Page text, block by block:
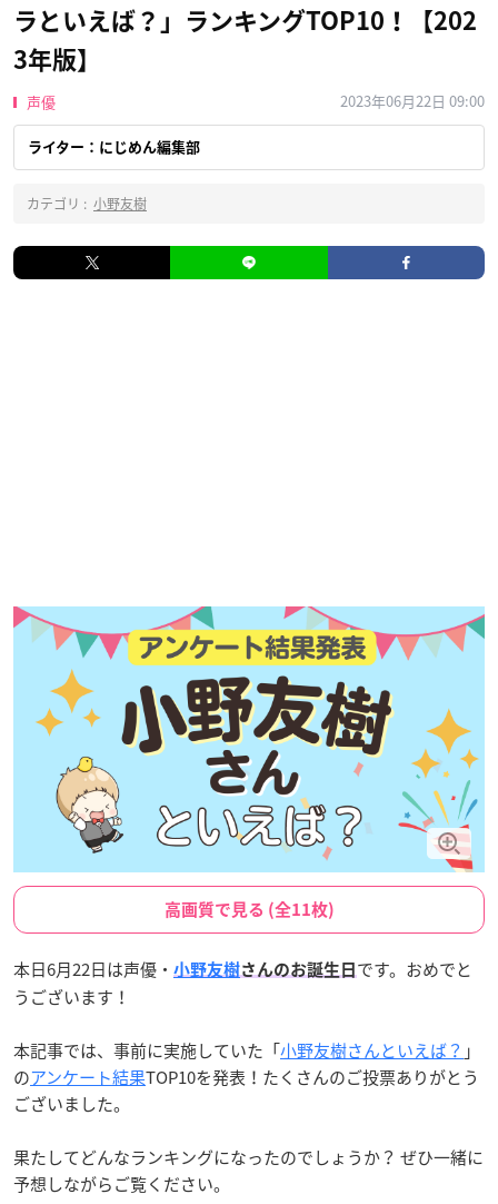
ラといえば？」ランキングTOP10！【202
3年版】
声優 2023年06月22日 09:00
ライター：にじめん編集部
カテゴリ : 小野友樹
高画質で見る (全11枚)
本日6月22日は声優・ 小野友樹さんのお誕生日 です。おめでと
うございます！
本記事では、事前に実施していた「小野友樹さんといえば？ 」
のアンケート結果TOP10を発表！たくさんのご投票ありがとう
ございました。
果たしてどんなランキングになったのでしょうか？ ぜひ一緒に
予想しながらご覧ください。